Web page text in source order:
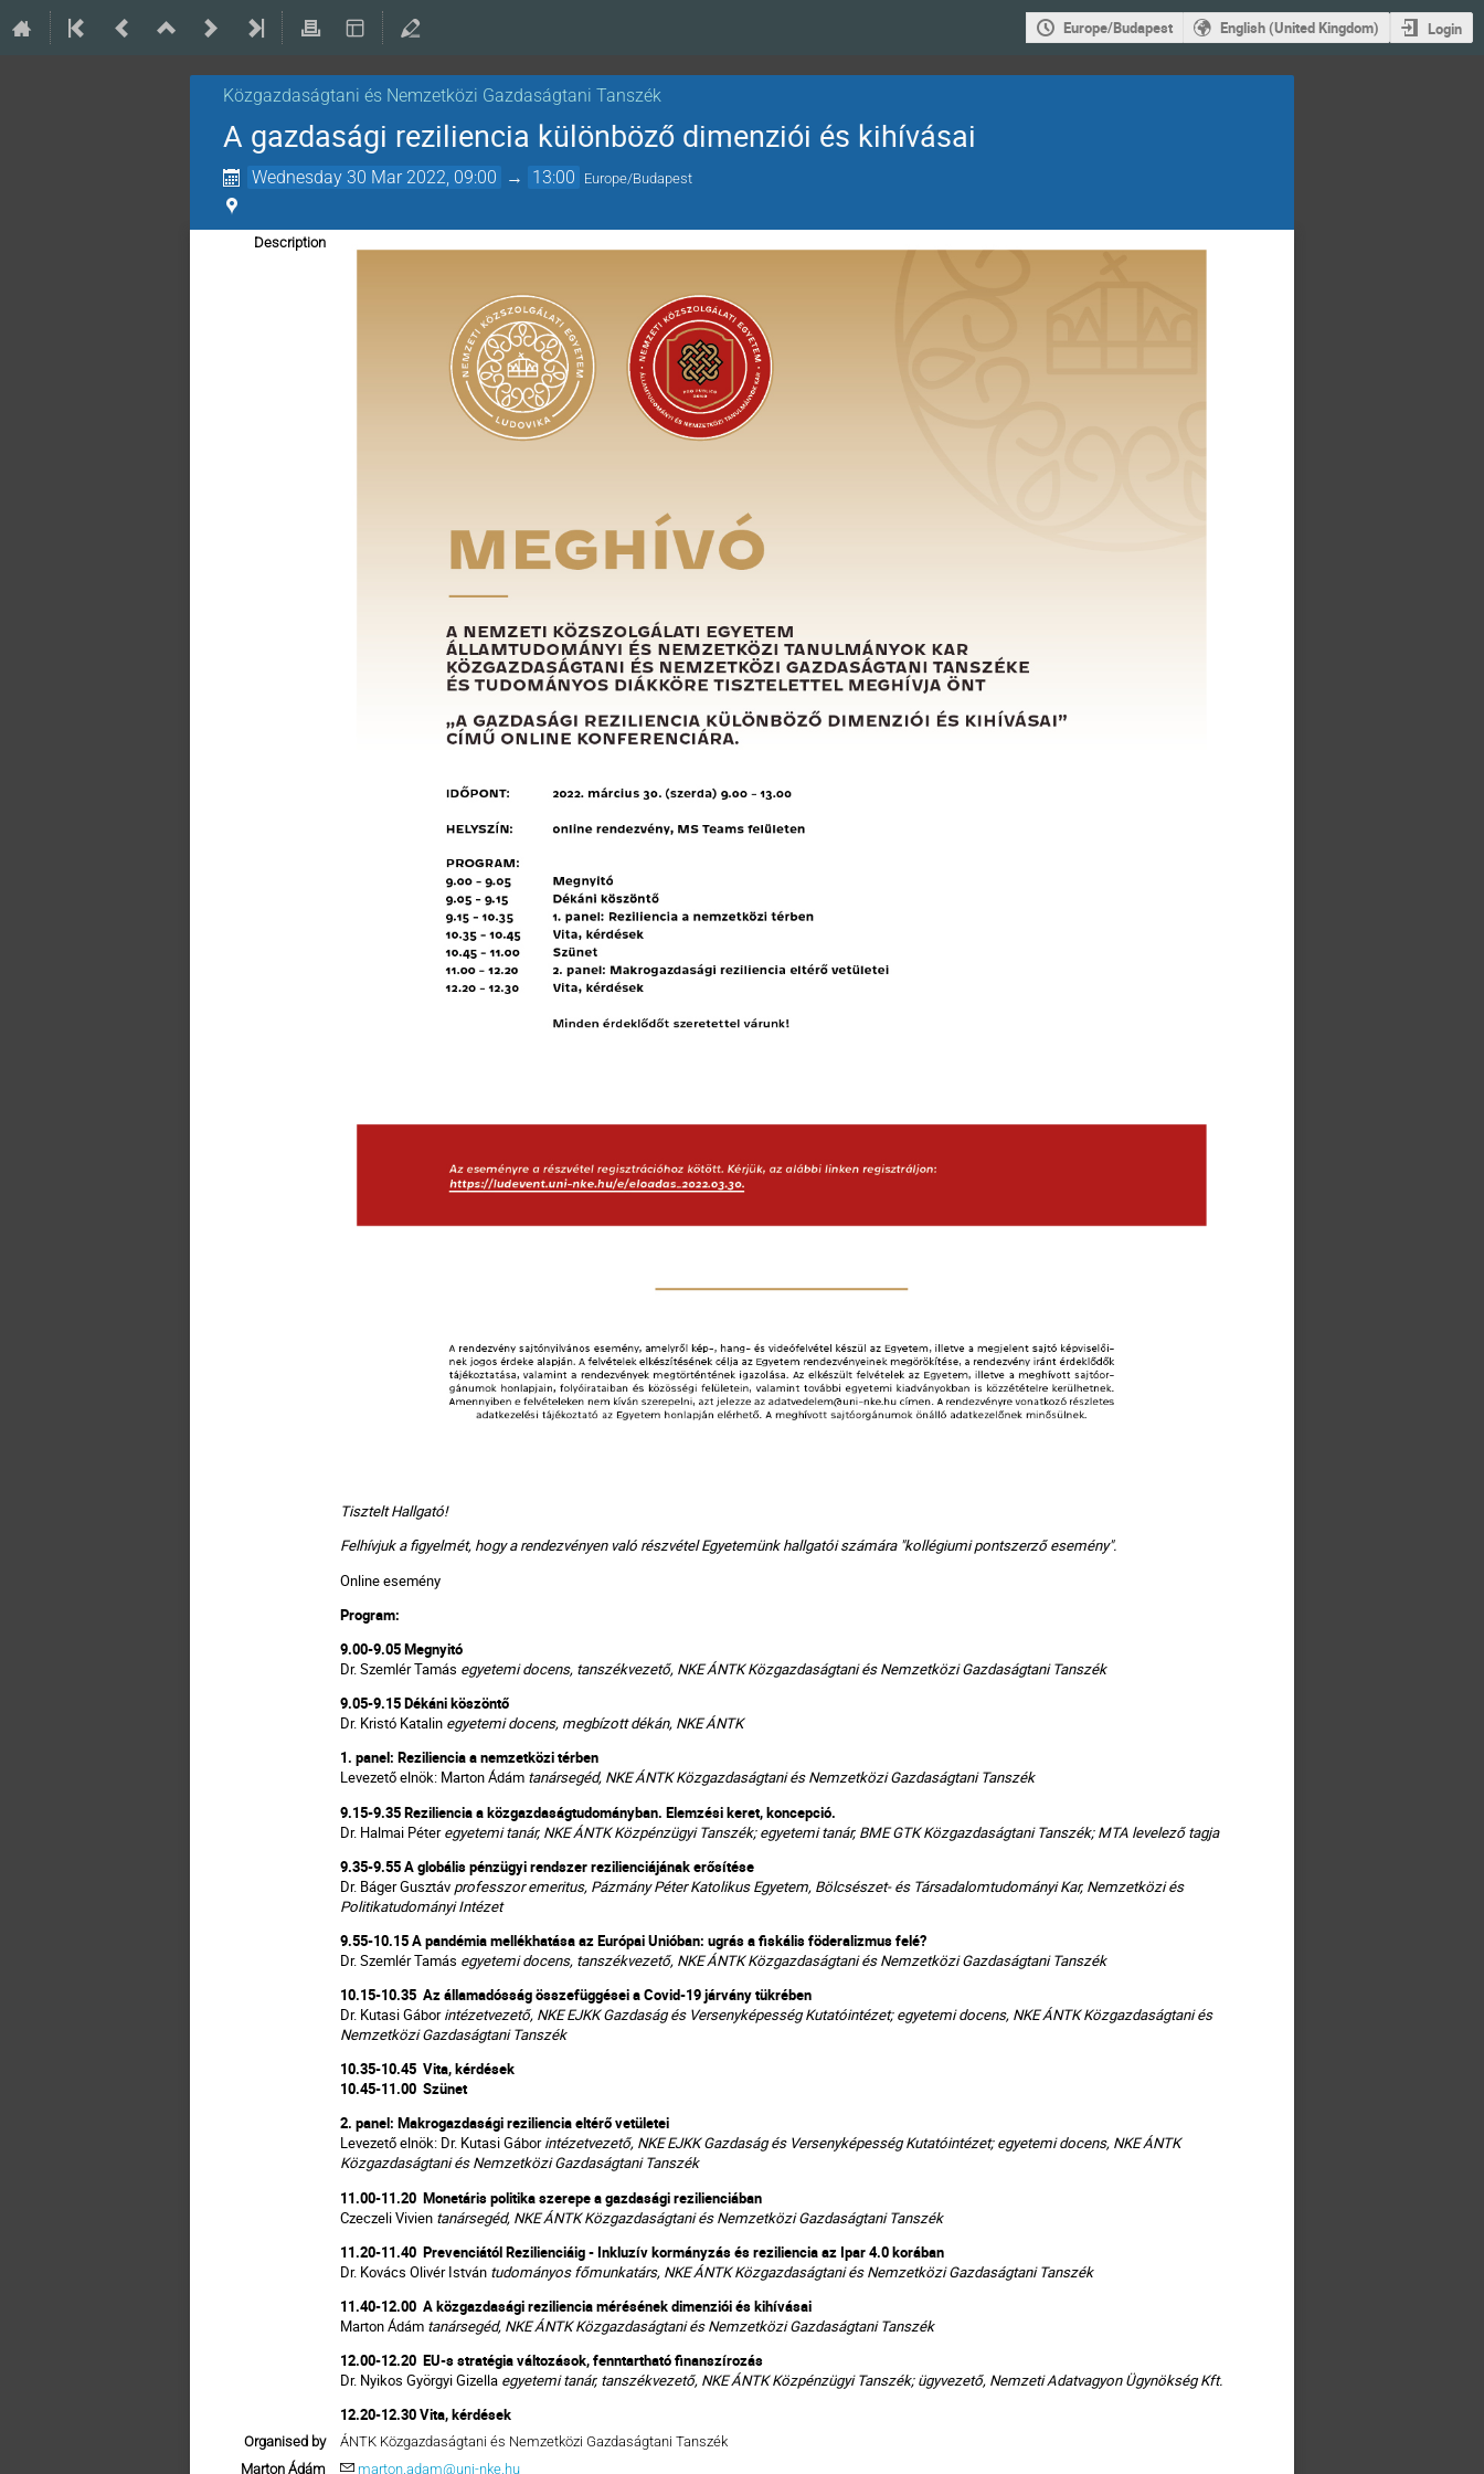
Europe/Budapest English (United Kingdom) Login
Közgazdaságtani és Nemzetközi Gazdaságtani Tanszék
A gazdasági reziliencia különböző dimenziói és kihívásai
Wednesday 30 Mar 2022, 09:00 → 13:00 Europe/Budapest
Description
Tisztelt Hallgató!
Felhívjuk a figyelmét, hogy a rendezvényen való részvétel Egyetemünk hallgatói számára "kollégiumi pontszerző esemény".
Online esemény
Program:
9.00-9.05 Megnyitó
Dr. Szemlér Tamás egyetemi docens, tanszékvezető, NKE ÁNTK Közgazdaságtani és Nemzetközi Gazdaságtani Tanszék
9.05-9.15 Dékáni köszöntő
Dr. Kristó Katalin egyetemi docens, megbízott dékán, NKE ÁNTK
1. panel: Reziliencia a nemzetközi térben
Levezető elnök: Marton Ádám tanársegéd, NKE ÁNTK Közgazdaságtani és Nemzetközi Gazdaságtani Tanszék
9.15-9.35 Reziliencia a közgazdaságtudományban. Elemzési keret, koncepció.
Dr. Halmai Péter egyetemi tanár, NKE ÁNTK Közpénzügyi Tanszék; egyetemi tanár, BME GTK Közgazdaságtani Tanszék; MTA levelező tagja
9.35-9.55 A globális pénzügyi rendszer rezilienciájának erősítése
Dr. Báger Gusztáv professzor emeritus, Pázmány Péter Katolikus Egyetem, Bölcsészet- és Társadalomtudományi Kar, Nemzetközi és
Politikatudományi Intézet
9.55-10.15 A pandémia mellékhatása az Európai Unióban: ugrás a fiskális föderalizmus felé?
Dr. Szemlér Tamás egyetemi docens, tanszékvezető, NKE ÁNTK Közgazdaságtani és Nemzetközi Gazdaságtani Tanszék
10.15-10.35 Az államadósság összefüggései a Covid-19 járvány tükrében
Dr. Kutasi Gábor intézetvezető, NKE EJKK Gazdaság és Versenyképesség Kutatóintézet; egyetemi docens, NKE ÁNTK Közgazdaságtani és
Nemzetközi Gazdaságtani Tanszék
10.35-10.45 Vita, kérdések
10.45-11.00 Szünet
2. panel: Makrogazdasági reziliencia eltérő vetületei
Levezető elnök: Dr. Kutasi Gáborintézetvezető, NKE EJKK Gazdaság és Versenyképesség Kutatóintézet; egyetemi docens, NKE ÁNTK
Közgazdaságtani és Nemzetközi Gazdaságtani Tanszék
11.00-11.20 Monetáris politika szerepe a gazdasági rezilienciában
Czeczeli Vivien tanársegéd, NKE ÁNTK Közgazdaságtani és Nemzetközi Gazdaságtani Tanszék
11.20-11.40 Prevenciától Rezilienciáig - Inkluzív kormányzás és reziliencia az Ipar 4.0 korában
Dr. Kovács Olivér István tudományos főmunkatárs, NKE ÁNTK Közgazdaságtani és Nemzetközi Gazdaságtani Tanszék
11.40-12.00 A közgazdasági reziliencia mérésének dimenziói és kihívásai
Marton Ádám tanársegéd, NKE ÁNTK Közgazdaságtani és Nemzetközi Gazdaságtani Tanszék
12.00-12.20 EU-s stratégia változások, fenntartható finanszírozás
Dr. Nyikos Györgyi Gizella egyetemi tanár, tanszékvezető, NKE ÁNTK Közpénzügyi Tanszék; ügyvezető, Nemzeti Adatvagyon Ügynökség Kft.
12.20-12.30 Vita, kérdések
Organised by
ÁNTK Közgazdaságtani és Nemzetközi Gazdaságtani Tanszék
Marton Ádám
marton.adam@uni-nke.hu